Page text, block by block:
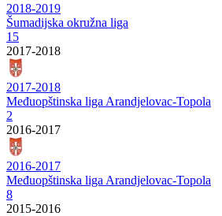
2018-2019
Šumadijska okružna liga
15
2017-2018
2017-2018
Međuopštinska liga Arandjelovac-Topola
2
2016-2017
2016-2017
Međuopštinska liga Arandjelovac-Topola
8
2015-2016